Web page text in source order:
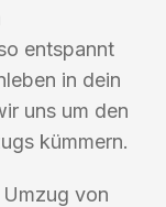
entspannt
in dein
uns um den
kümmern.
von